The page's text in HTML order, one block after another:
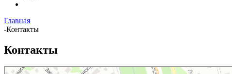
Главная
-Контакты
Контакты